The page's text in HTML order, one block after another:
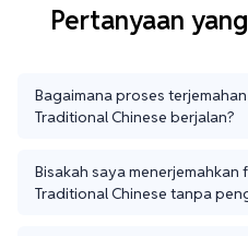
Pertanyaan
Bagaimana proses
Traditional Chinese berjalan?
Bisakah saya
Traditional Chinese tanpa